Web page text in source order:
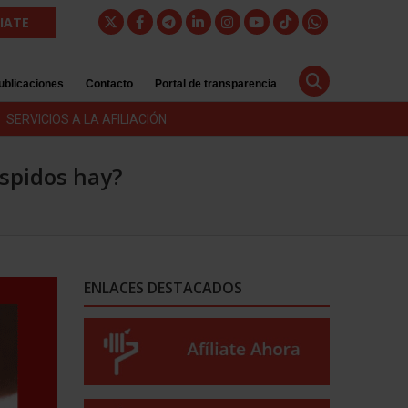
Contacto Portal de transparencia
SERVICIOS A LA AFILIACIÓN
hay?
ENLACES DESTACADOS